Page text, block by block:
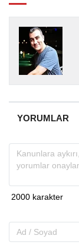
YORUMLAR